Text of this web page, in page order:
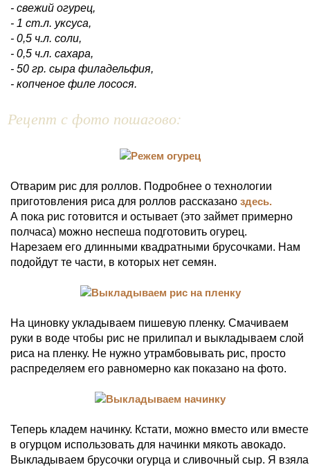
- свежий огурец,
- 1 ст.л. уксуса,
- 0,5 ч.л. соли,
- 0,5 ч.л. сахара,
- 50 гр. сыра филадельфия,
- копченое филе лосося.
Рецепт с фото пошагово:
Отварим рис для роллов. Подробнее о технологии
приготовления риса для роллов рассказано здесь.
А пока рис готовится и остывает (это займет примерно
полчаса) можно неспеша подготовить огурец.
Нарезаем его длинными квадратными брусочками. Нам
подойдут те части, в которых нет семян.
На циновку укладываем пишевую пленку. Смачиваем
руки в воде чтобы рис не прилипал и выкладываем слой
риса на пленку. Не нужно утрамбовывать рис, просто
распределяем его равномерно как показано на фото.
Теперь кладем начинку. Кстати, можно вместо или вместе
в огурцом использовать для начинки мякоть авокадо.
Выкладываем брусочки огурца и сливочный сыр. Я взяла